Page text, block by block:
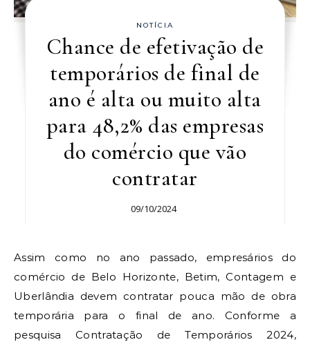
NOTÍCIA
Chance de efetivação de
temporários de final de
ano é alta ou muito alta
para 48,2% das empresas
do comércio que vão
contratar
09/10/2024
Assim como no ano passado, empresários do
comércio de Belo Horizonte, Betim, Contagem e
Uberlândia devem contratar pouca mão de obra
temporária para o final de ano. Conforme a
pesquisa Contratação de Temporários 2024,